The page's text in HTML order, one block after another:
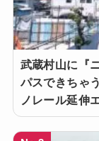
武蔵村山に『
パスできちゃ
ノレール延伸